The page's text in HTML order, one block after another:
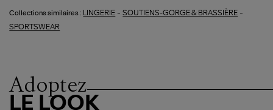
Collections similaires : LINGERIE -SOUTIENS-GORGE & BRASSIÈRE -
SPORTSWEAR
Adoptez
LE LOOK